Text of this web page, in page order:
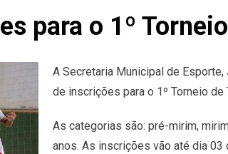
para o 1º
A Secretaria Municipal de
de inscrições para o 1º Torneio
As categorias são: pré-mirim,
anos. As inscrições vão até dia